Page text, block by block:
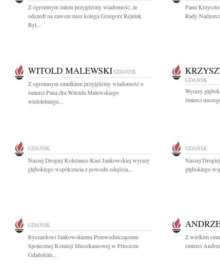
Z ogromnym żalem przyjęliśmy wiadomość, że
odszedł na zawsze nasz kolega Grzegorz Rejniak
Był...
Panu
Rady
WITOLD MALEWSKI GDAŃSK
Z ogromnym smutkiem przyjęliśmy wiadomość o
śmierci Pana dra Witolda Malewskiego
wieloletniego...
GDAŃSK
Wyrazy
śmierci
GDAŃSK
Naszej Drogiej Koleżance Kasi Jankowskiej wyrazy
głębokiego współczucia z powodu odejścia...
GDAŃSK
Naszej
głębokiego
GDAŃSK
Ryszardowi Jankowskiemu Przewodniczącemu
Społecznej Komisji Mieszkaniowej w Pruszczu
Gdańskim...
Z wielkim
śmierci